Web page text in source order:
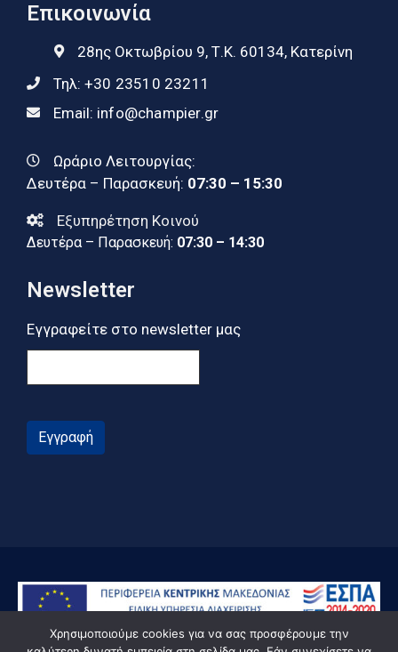
Επικοινωνία
28ης Οκτωβρίου 9, Τ.Κ. 60134, Κατερίνη
Τηλ: +30 23510 23211
Email: info@champier.gr
Ωράριο Λειτουργίας:
Δευτέρα – Παρασκευή: 07:30 – 15:30
Εξυπηρέτηση Κοινού
Δευτέρα – Παρασκευή: 07:30 – 14:30
Newsletter
Εγγραφείτε στο newsletter μας
Εγγραφή
Χρησιμοποιούμε cookies για να σας προσφέρουμε την